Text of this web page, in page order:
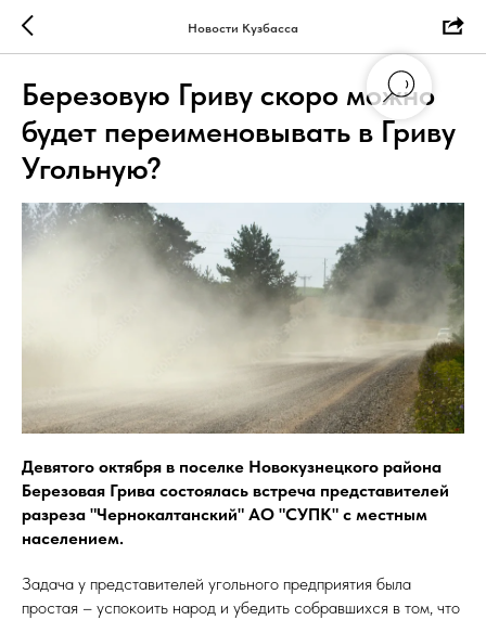
Новости Кузбасса
Березовую Гриву скоро можно
будет переименовывать в Гриву
Угольную?
Девятого октября в поселке Новокузнецкого района
Березовая Грива состоялась встреча представителей
разреза "Чернокалтанский" АО "СУПК" с местным
населением.
Задача у представителей угольного предприятия была
простая – успокоить народ и убедить собравшихся в том, что